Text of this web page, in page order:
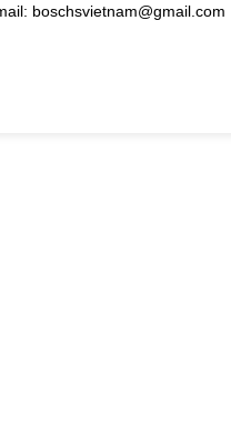
boschsvietnam@gmail.com